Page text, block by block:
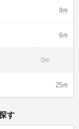
8件
6件
0件
25件
す